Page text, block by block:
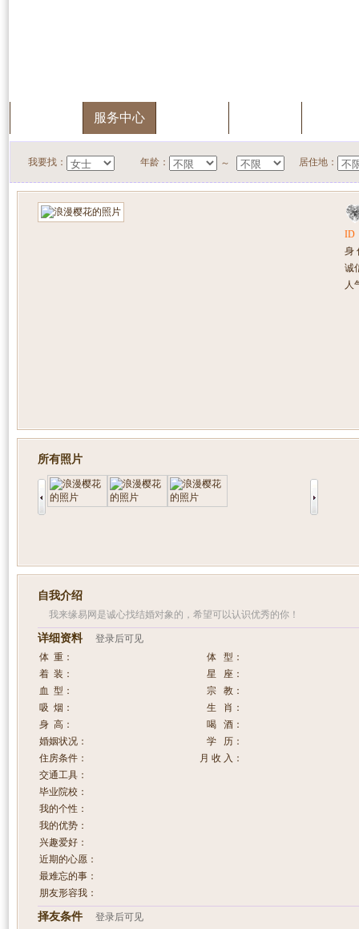
服务中心
我要找： 年龄： ～ 居住地：
ID
身
诚
人
所有照片
自我介绍
我来缘易网是诚心找结婚对象的，希望可以认识优秀的你！
详细资料 登录后可见
体 重：
体 型：
着 装：
星 座：
血 型：
宗 教：
吸 烟：
生 肖：
身 高：
喝 酒：
婚姻状况：
学 历：
住房条件：
月 收 入：
交通工具：
毕业院校：
我的个性：
我的优势：
兴趣爱好：
近期的心愿：
最难忘的事：
朋友形容我：
择友条件 登录后可见